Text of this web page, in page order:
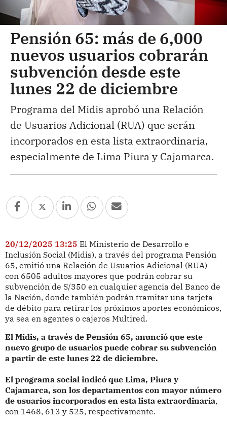
Pensión 65: más de 6,000
nuevos usuarios cobrarán
subvención desde este
lunes 22 de diciembre
Programa del Midis aprobó una Relación
de Usuarios Adicional (RUA) que serán
incorporados en esta lista extraordinaria,
especialmente de Lima Piura y Cajamarca.
20/12/2025 13:25 El Ministerio de Desarrollo e
Inclusión Social (Midis), a través del programa Pensión
65, emitió una Relación de Usuarios Adicional (RUA)
con 6505 adultos mayores que podrán cobrar su
subvención de S/350 en cualquier agencia del Banco de
la Nación, donde también podrán tramitar una tarjeta
de débito para retirar los próximos aportes económicos,
ya sea en agentes o cajeros Multired.
El Midis, a través de Pensión 65, anunció que este
nuevo grupo de usuarios puede cobrar su subvención
a partir de este lunes 22 de diciembre.
El programa social indicó que Lima, Piura y
Cajamarca, son los departamentos con mayor número
de usuarios incorporados en esta lista extraordinaria,
con 1468, 613 y 525, respectivamente.